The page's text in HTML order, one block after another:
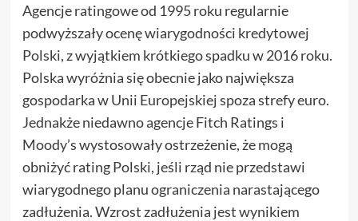
Agencje ratingowe od 1995 roku regularnie
podwyższały ocenę wiarygodności kredytowej
Polski, z wyjątkiem krótkiego spadku w 2016 roku.
Polska wyróżnia się obecnie jako największa
gospodarka w Unii Europejskiej spoza strefy euro.
Jednakże niedawno agencje Fitch Ratings i
Moody’s wystosowały ostrzeżenie, że mogą
obniżyć rating Polski, jeśli rząd nie przedstawi
wiarygodnego planu ograniczenia narastającego
zadłużenia. Wzrost zadłużenia jest wynikiem